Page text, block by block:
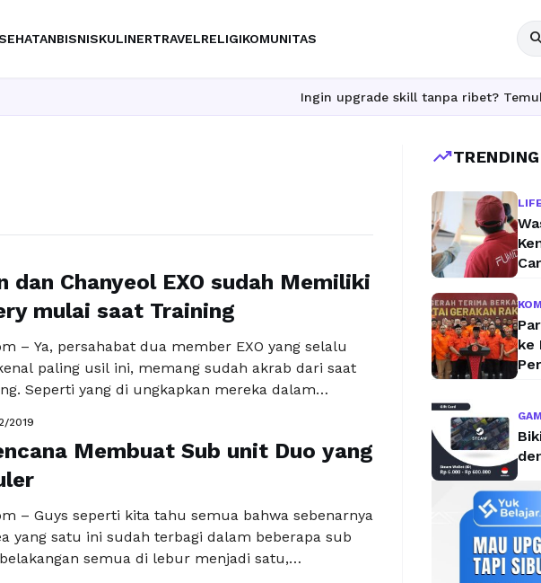
BISNISKULINERTRAVELRELIGIKOMUNITAS
Ingin upgrade skill tanpa ribet? Temukan kelas
dan Chanyeol EXO sudah Memiliki
mulai saat Training
– Ya, persahabat dua member EXO yang selalu
paling usil ini, memang sudah akrab dari saat
Seperti yang di ungkapkan mereka dalam
pekan kemarin saat group mereka EXO
album live "EXO PLANET #4 – The ElyXiOn …
2019
Membuat Sub unit Duo yang
– Guys seperti kita tahu semua bahwa sebenarnya
yang satu ini sudah terbagi dalam beberapa sub
semua di lebur menjadi satu,
trending_up
ke